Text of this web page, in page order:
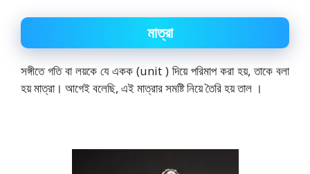
মাত্রা
সঙ্গীতে গতি বা লয়কে যে একক (unit ) দিয়ে পরিমাপ করা হয়, তাকে বলা
হয় মাত্রা। আগেই বলেছি, এই মাত্রার সমষ্টি নিয়ে তৈরি হয় তাল ।